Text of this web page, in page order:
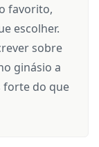
favorito,
escolher.
sobre
ginásio a
forte do que